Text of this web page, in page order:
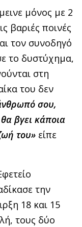
μόνος με 2
βαριές ποινές
τον συνοδηγό
το δυστύχημα,
στη
του δεν
σου,
βγει κάποια
του» είπε
την
18 και 15
τους δύο